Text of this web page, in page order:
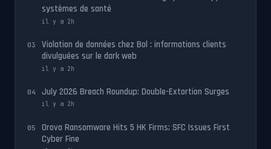
systèmes de santé
il y a 2h
03
Violation de données chez Bol : informations clients
divulguées sur le dark web
il y a 2h
04 July 2026 Breach Roundup: Double-Extortion Surges
il y a 2h
05
Orova Ransomware Hits 5 HK Firms; SFC Issues First
Cyber Fine